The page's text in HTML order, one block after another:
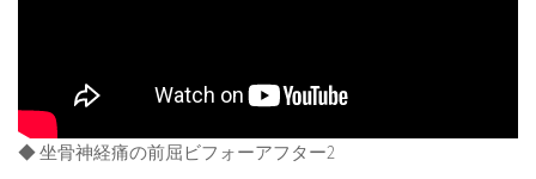
◆ 坐骨神経痛の前屈ビフォーアフター2